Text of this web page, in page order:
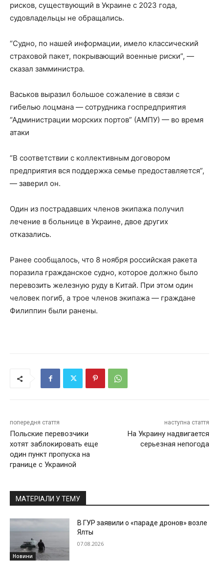
рисков, существующий в Украине с 2023 года,
судовладельцы не обращались.
“Судно, по нашей информации, имело классический
страховой пакет, покрывающий военные риски”, —
сказал замминистра.
Васьков выразил большое сожаление в связи с
гибелью лоцмана — сотрудника госпредприятия
“Администрации морских портов” (АМПУ) — во время
атаки
“В соответствии с коллективным договором
предприятия вся поддержка семье предоставляется”,
— заверил он.
Один из пострадавших членов экипажа получил
лечение в больнице в Украине, двое других
отказались.
Ранее сообщалось, что 8 ноября российская ракета
поразила гражданское судно, которое должно было
перевозить железную руду в Китай. При этом один
человек погиб, а трое членов экипажа — граждане
Филиппин были ранены.
попередня стаття
Польские перевозчики
хотят заблокировать еще
один пункт пропуска на
границе с Украиной
наступна стаття
На Украину надвигается
серьезная непогода
МАТЕРІАЛИ У ТЕМУ
Новини
В ГУР заявили о «параде дронов» возле
Ялты
07.08.2026